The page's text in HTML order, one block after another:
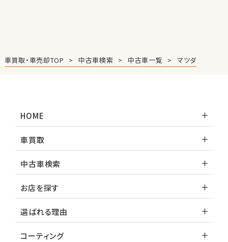
2位
車買取・車売却TOP 中古車検索 中古車一覧 マツダ
HOME
車買取
中古車検索
お店を探す
選ばれる理由
コーティング